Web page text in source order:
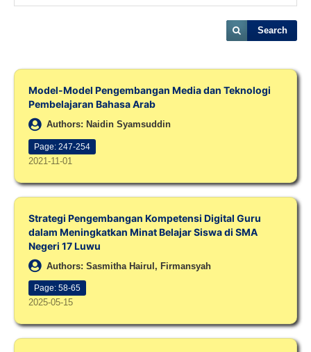
Search
Model-Model Pengembangan Media dan Teknologi
Pembelajaran Bahasa Arab
Authors: Naidin Syamsuddin
Page: 247-254
2021-11-01
Strategi Pengembangan Kompetensi Digital Guru
dalam Meningkatkan Minat Belajar Siswa di SMA
Negeri 17 Luwu
Authors: Sasmitha Hairul, Firmansyah
Page: 58-65
2025-05-15